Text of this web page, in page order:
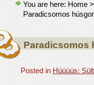
You are here: Home
Paradicsomos
Paradicsomos
Posted in Húúúús: